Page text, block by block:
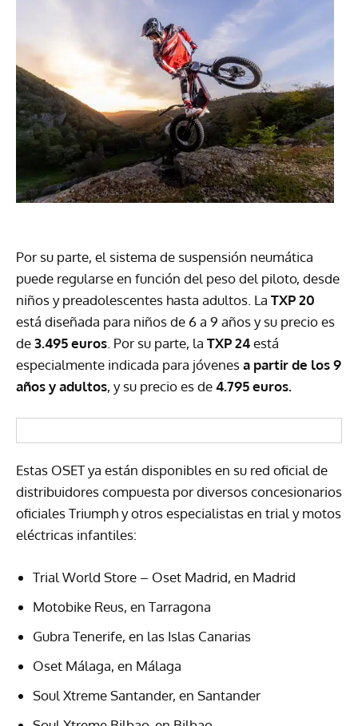
Por su parte, el sistema de suspensión neumática
puede regularse en función del peso del piloto, desde
niños y preadolescentes hasta adultos. La TXP 20
está diseñada para niños de 6 a 9 años y su precio es
de3.495 euros . Por su parte, la TXP 24está
especialmente indicada para jóvenesa partir de los 9
años y adultos, y su precio es de4.795 euros.
Estas OSET ya están disponibles en su red oficial de
distribuidores compuesta por diversos concesionarios
oficiales Triumph y otros especialistas en trial y motos
eléctricas infantiles:
Trial World Store – Oset Madrid, en Madrid
Motobike Reus, en Tarragona
Gubra Tenerife, en las Islas Canarias
Oset Málaga, en Málaga
Soul Xtreme Santander, en Santander